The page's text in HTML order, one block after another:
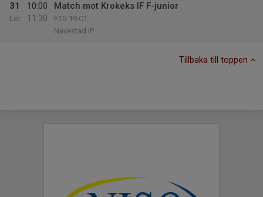
31
Lör
10:00
11:30
Match mot Krokeks IF F-junior
F15-19 C1
Navestad IP
Tillbaka till toppen